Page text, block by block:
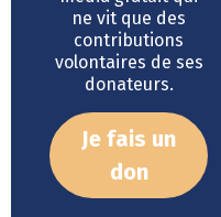
ne vit que des
contributions
volontaires de ses
donateurs.
Je fais un
don